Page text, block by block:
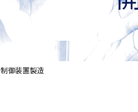
御装置製造